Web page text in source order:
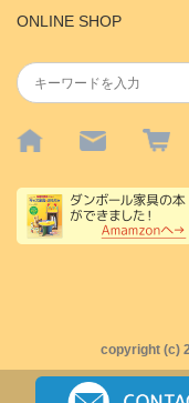
ONLINE SHOP
copyright (c)